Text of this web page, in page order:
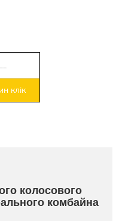
клік
колосового
комбайна